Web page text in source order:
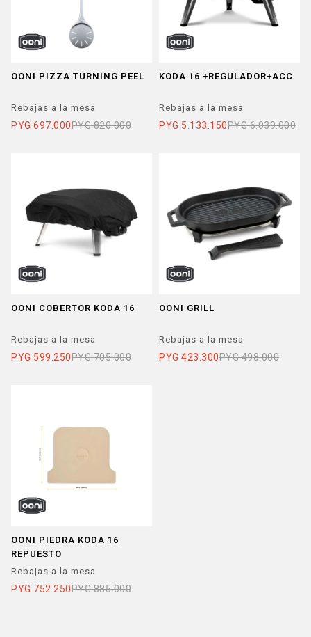
OONI PIZZA TURNING PEEL
Rebajas a la mesa
PYG 697.000PYG 820.000
KODA 16 +REGULADOR+ACC
Rebajas a la mesa
PYG 5.133.150PYG 6.039.000
OONI COBERTOR KODA 16
Rebajas a la mesa
PYG 599.250PYG 705.000
OONI GRILL
Rebajas a la mesa
PYG 423.300PYG 498.000
OONI PIEDRA KODA 16
REPUESTO
Rebajas a la mesa
PYG 752.250PYG 885.000